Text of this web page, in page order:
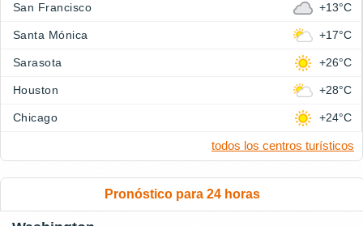
San Francisco +13°C
Santa Mónica +17°C
Sarasota +26°C
Houston +28°C
Chicago +24°C
todos los centros turísticos
Pronóstico para 24 horas